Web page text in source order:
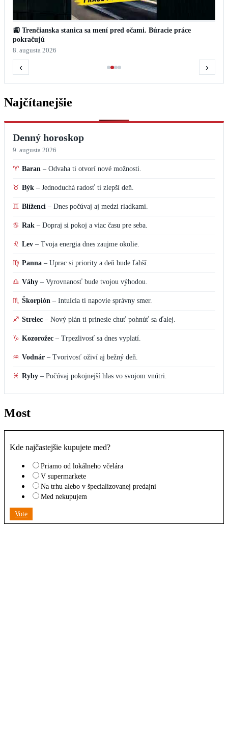
🚉 Trenčianska stanica sa mení pred očami. Búracie práce
pokračujú
8. augusta 2026
‹ ›
Najčítanejšie
Denný horoskop
9. augusta 2026
♈ Baran – Odvaha ti otvorí nové možnosti.
♉ Býk – Jednoduchá radosť ti zlepší deň.
♊ Blíženci – Dnes počúvaj aj medzi riadkami.
♋ Rak – Dopraj si pokoj a viac času pre seba.
♌ Lev – Tvoja energia dnes zaujme okolie.
♍ Panna – Uprac si priority a deň bude ľahší.
♎ Váhy – Vyrovnanosť bude tvojou výhodou.
♏ Škorpión – Intuícia ti napovie správny smer.
♐ Strelec – Nový plán ti prinesie chuť pohnúť sa ďalej.
♑ Kozorožec – Trpezlivosť sa dnes vyplatí.
♒ Vodnár – Tvorivosť oživí aj bežný deň.
♓ Ryby – Počúvaj pokojnejší hlas vo svojom vnútri.
Most
Kde najčastejšie kupujete med?
Priamo od lokálneho včelára
V supermarkete
Na trhu alebo v špecializovanej predajni
Med nekupujem
Vote